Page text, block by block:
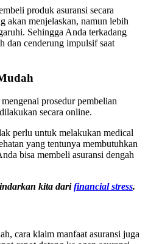
produk asuransi secara
akan menjelaskan, namun lebih
Sehingga Anda terkadang
dan cenderung impulsif saat
prosedur pembelian
secara online.
perlu untuk melakukan medical
yang tentunya membutuhkan
bisa membeli asuransi dengah
kita darifinancial stress.
cara klaim manfaat asuransi juga